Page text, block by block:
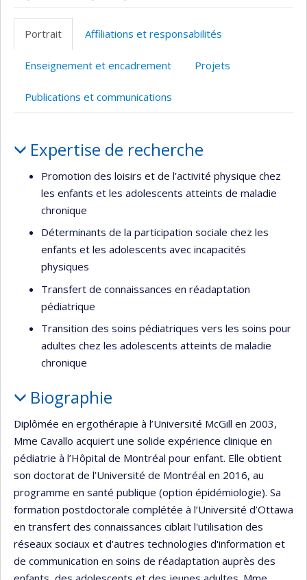
ResearchGate
Page
professionnelle
(faculté,département,école)
Site
web
l’unité
recherche
Autre
Portrait Affiliations et responsabilités
Enseignement et encadrement Projets
Publications et communications
Expertise de recherche
Promotion des loisirs et de l’activité physique chez
les enfants et les adolescents atteints de maladie
chronique
Déterminants de la participation sociale chez les
enfants et les adolescents avec incapacités
physiques
Transfert de connaissances en réadaptation
pédiatrique
Transition des soins pédiatriques vers les soins pour
adultes chez les adolescents atteints de maladie
chronique
Biographie
Diplômée en ergothérapie à l’Université McGill en 2003,
Mme Cavallo acquiert une solide expérience clinique en
pédiatrie à l’Hôpital de Montréal pour enfant. Elle obtient
son doctorat de l’Université de Montréal en 2016, au
programme en santé publique (option épidémiologie). Sa
formation postdoctorale complétée à l’Université d’Ottawa
en transfert des connaissances ciblait l'utilisation des
réseaux sociaux et d'autres technologies d'information et
de communication en soins de réadaptation auprès des